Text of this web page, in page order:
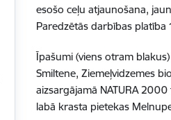
esošo ceļu atjaunošana,
Paredzētās darbības platība
Īpašumi (viens otram
Smiltene, Ziemeļvidzemes
aizsargājamā NATURA
labā krasta pietekas